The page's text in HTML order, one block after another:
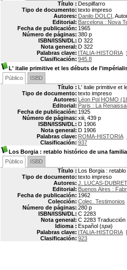
Título : Despilfarro
Tipo de documento: texto impreso
Autores: Danilo DOLCI ,
Editorial: Barcelona : Nova
Fecha de publicación: 1965
Número de páginas: 380 p
ISBN/ISSN/DL: D 322
Nota general: D 322
Palabras clave: ITALIA-HISTORIA
Clasificación: 945.8
L' italie primitive et les débuts de
Público
ISBD
Título : L' italie primitive et
Tipo de documento: texto impreso
Autores: Léon Pol HOMO
Editorial: Paris : La
Fecha de publicación: 1925
Número de páginas: xiii, 439 p
ISBN/ISSN/DL: D 1906
Nota general: D 1906
Palabras clave: ROMA-HISTORIA
Clasificación: 937
Los Borgia : retablo histórico de una
Público
ISBD
Título : Los Borgia :
Tipo de documento: texto impreso
Autores: J. LUCAS-
Editorial: Buenos Aires :
Fecha de publicación: 1962
Colección: Colec. Testimonios
Número de páginas: 280 p
ISBN/ISSN/DL: C 2283
Nota general: C 2283
Idioma : Español (spa)
Palabras clave: ITALIA-HISTORIA
Clasificación: 923